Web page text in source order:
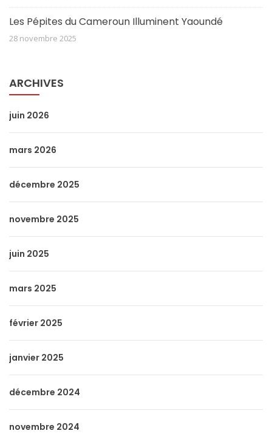
Les Pépites du Cameroun Illuminent Yaoundé
28 novembre 2025
ARCHIVES
juin 2026
mars 2026
décembre 2025
novembre 2025
juin 2025
mars 2025
février 2025
janvier 2025
décembre 2024
novembre 2024